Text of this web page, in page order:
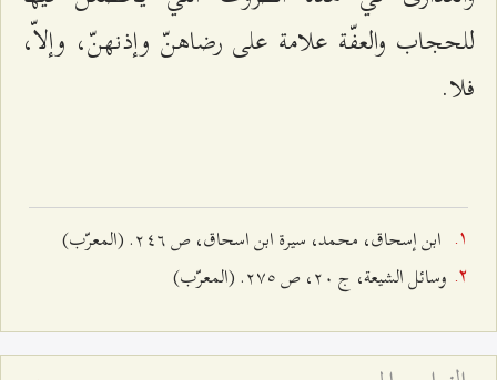
للحجاب والعفّة علامة على رضاهنّ وإذنهنّ، وإلاّ،
فلا.
ابن إسحاق، محمد، سيرة ابن اسحاق، ص ٢٤٦. (المعرّب)
وسائل الشيعة، ج ٢۰، ص ٢۷٥. (المعرّب)